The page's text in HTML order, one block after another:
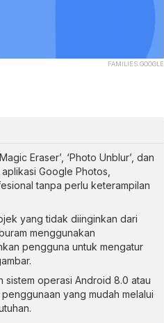
FAMILIES.GOOGLE
Eraser’, ‘Photo Unblur’, dan
Google Photos,
tanpa perlu keterampilan
yang tidak diinginkan dari
menggunakan
pengguna untuk mengatur
sistem operasi Android 8.0 atau
yang mudah melalui